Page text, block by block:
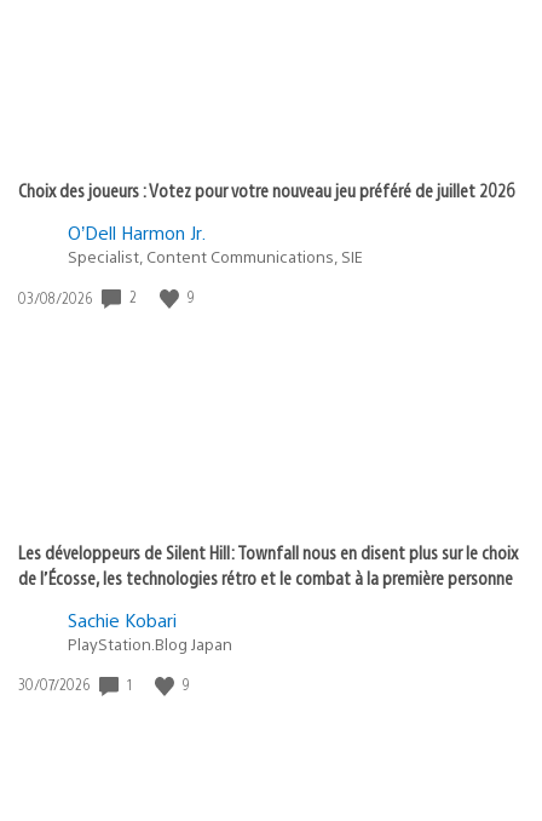
Choix des joueurs : Votez pour votre nouveau jeu préféré de juillet 2026
O’Dell Harmon Jr.
Specialist, Content Communications, SIE
Date
03/08/2026 2 9
Les développeurs de Silent Hill: Townfall nous en disent plus sur le choix
de l’Écosse, les technologies rétro et le combat à la première personne
Sachie Kobari
PlayStation.Blog Japan
Date
30/07/2026 1 9